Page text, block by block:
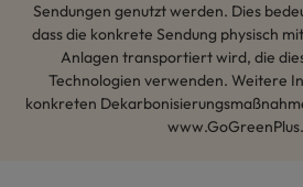
Sendungen genutzt werden. Dies
dass die konkrete Sendung physisch
Anlagen transportiert wird, die
Technologien verwenden. Weitere
konkreten